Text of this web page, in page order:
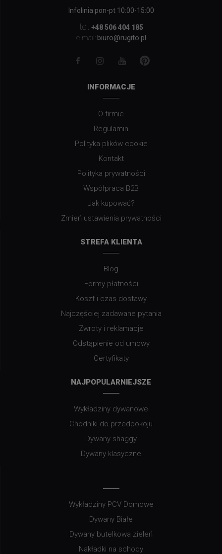
Infolinia pon-pt 10:00-15:00
tel.
+48 506 404 185
e-mail: biuro@rugito.pl
INFORMACJE
O firmie
Regulamin
Polityka plików cookie
Kontakt
Polityka prywatności
Współpraca B2B
Jak kupować?
Zmień ustawienia prywatności
STREFA KLIENTA
Blog
Formy płatności
Koszt i czas dostawy
Najczęściej zadawane pytania
Zwroty i reklamacje
Odstąpienie od umowy
Certyfikaty
NAJPOPULARNIEJSZE
Wykładziny dywanowe
Chodniki do przedpokoju
Dywany shaggy
Dywany klasyczne
Wykładziny PCV Domowe
Dywany Białe
Dywany butelkowa zieleń
Nakładki na schody